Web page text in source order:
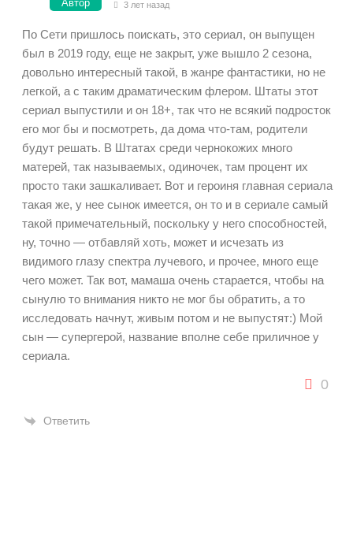
Автор 3 лет назад
По Сети пришлось поискать, это сериал, он выпущен
был в 2019 году, еще не закрыт, уже вышло 2 сезона,
довольно интересный такой, в жанре фантастики, но не
легкой, а с таким драматическим флером. Штаты этот
сериал выпустили и он 18+, так что не всякий подросток
его мог бы и посмотреть, да дома что-там, родители
будут решать. В Штатах среди чернокожих много
матерей, так называемых, одиночек, там процент их
просто таки зашкаливает. Вот и героиня главная сериала
такая же, у нее сынок имеется, он то и в сериале самый
такой примечательный, поскольку у него способностей,
ну, точно — отбавляй хоть, может и исчезать из
видимого глазу спектра лучевого, и прочее, много еще
чего может. Так вот, мамаша очень старается, чтобы на
сынулю то внимания никто не мог бы обратить, а то
исследовать начнут, живым потом и не выпустят:) Мой
сын — супергерой, название вполне себе приличное у
сериала.
0
Ответить